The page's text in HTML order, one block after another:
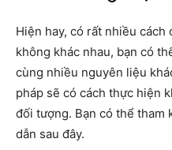
Hiện hay, có rất nhiều cách
không khác nhau, bạn có
cùng nhiều nguyên liệu
pháp sẽ có cách thực hiện
đối tượng. Bạn có thể tham
dẫn sau đây.